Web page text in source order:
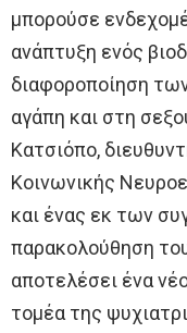
μπορούσε
ανάπτυξη ενός
διαφοροποίηση
αγάπη και στη
Κατσιόπο,
Κοινωνικής
και ένας εκ των
παρακολούθηση
αποτελέσει ένα
τομέα της